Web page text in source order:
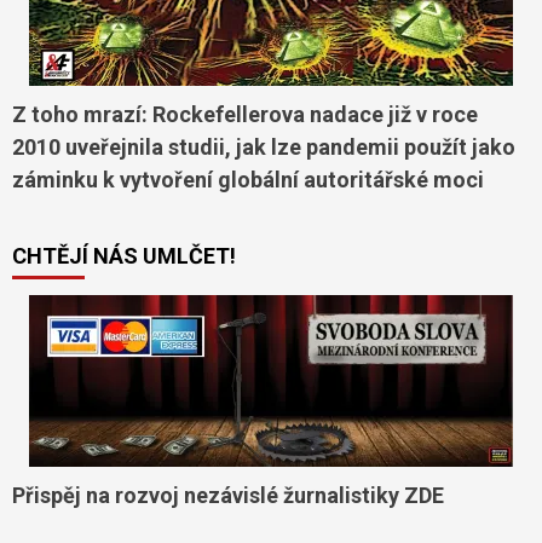
Z toho mrazí: Rockefellerova nadace již v roce
2010 uveřejnila studii, jak lze pandemii použít jako
záminku k vytvoření globální autoritářské moci
CHTĚJÍ NÁS UMLČET!
Přispěj na rozvoj nezávislé žurnalistiky ZDE